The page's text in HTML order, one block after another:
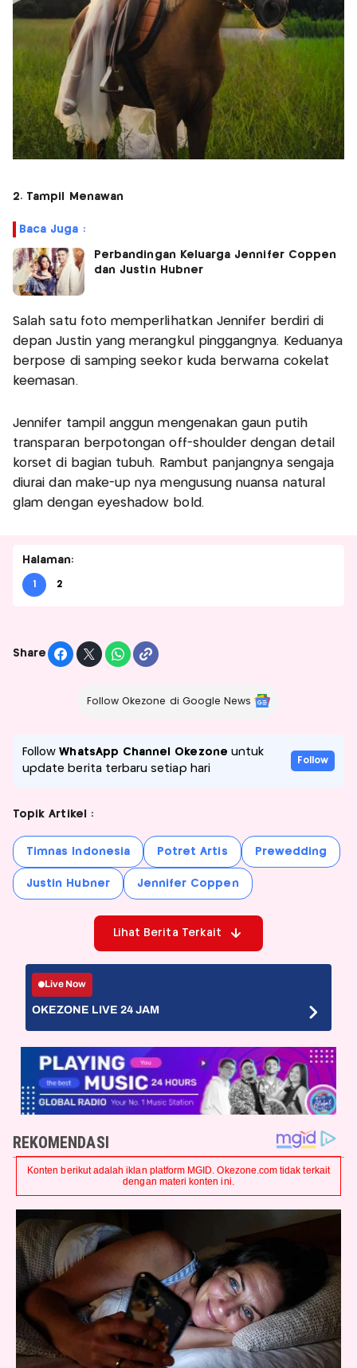
2. Tampil Menawan
Baca Juga :
Perbandingan Keluarga Jennifer Coppen
dan Justin Hubner
Salah satu foto memperlihatkan Jennifer berdiri di
depan Justin yang merangkul pinggangnya. Keduanya
berpose di samping seekor kuda berwarna cokelat
keemasan.
Jennifer tampil anggun mengenakan gaun putih
transparan berpotongan off-shoulder dengan detail
korset di bagian tubuh. Rambut panjangnya sengaja
diurai dan make-up nya mengusung nuansa natural
glam dengan eyeshadow bold.
Halaman:
1 2
Share
Follow Okezone di Google News
FollowWhatsApp Channel Okezone untuk
update berita terbaru setiap hari
Follow
Topik Artikel :
Timnas Indonesia Potret Artis Prewedding
Justin Hubner Jennifer Coppen
Lihat Berita Terkait
Live Now
OKEZONE LIVE 24 JAM